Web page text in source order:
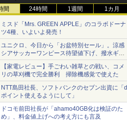
間 24時間 1週間 1カ月
ミスド「Mrs. GREEN APPLE」のコラボドーナ
ツ4種、いよいよ発売！
ユニクロ、今日から「お盆特別セール」。涼感
シアサッカーワンピース待望値下げ、撥水ギア
ショーツは1990円に
【家電レビュー】手ごわい雑草との戦い、コメ
リの草刈機で完全勝利 掃除機感覚で使えた
NTT島田社長、ソフトバンクのセブン出資に「d
ポイント使えるようにして」
ドコモ前田社長が「ahamo40GB化は検証のた
め」、料金値上げへの考え方にも言及